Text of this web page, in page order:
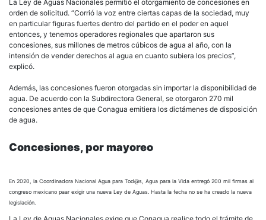
La Ley de Aguas Nacionales permitió el otorgamiento de concesiones en
orden de solicitud. “Corrió la voz entre ciertas capas de la sociedad, muy
en particular figuras fuertes dentro del partido en el poder en aquel
entonces, y tenemos operadores regionales que apartaron sus
concesiones, sus millones de metros cúbicos de agua al año, con la
intensión de vender derechos al agua en cuanto subiera los precios”,
explicó.
Además, las concesiones fueron otorgadas sin importar la disponibilidad de
agua. De acuerdo con la Subdirectora General, se otorgaron 270 mil
concesiones antes de que Conagua emitiera los dictámenes de disposición
de agua.
Concesiones, por mayoreo
En 2020, la Coordinadora Nacional Agua para Tod@s, Agua para la Vida entregó 200 mil firmas al
congreso mexicano paar exigir una nueva Ley de Aguas. Hasta la fecha no se ha creado la nueva
legislación.